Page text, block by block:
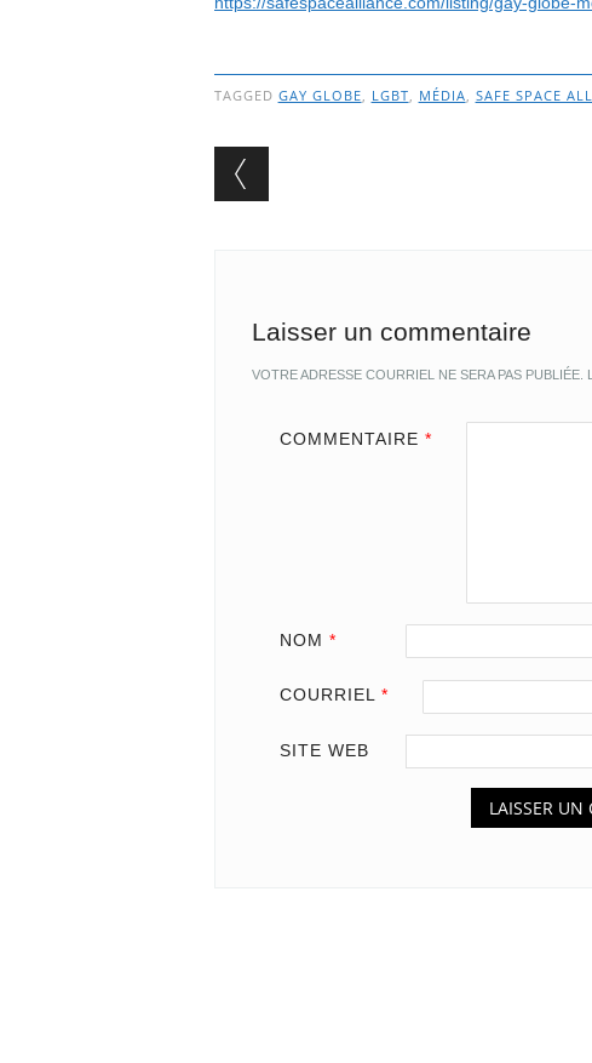
TAGGED GAY GLOBE, LGBT, MÉDIA, SAFE SPACE
Post navigation
Laisser un commentaire
VOTRE ADRESSE COURRIEL NE SERA PAS PUBLIÉE.
COMMENTAIRE *
NOM *
COURRIEL *
SITE WEB